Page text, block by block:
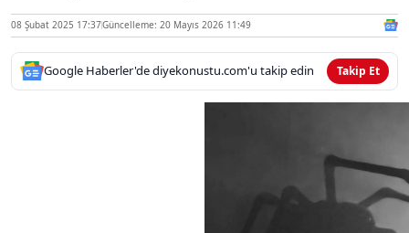
08 Şubat 2025 17:37Güncelleme: 20 Mayıs 2026 11:49
Google Haberler'de diyekonustu.com'u takip edin Takip Et